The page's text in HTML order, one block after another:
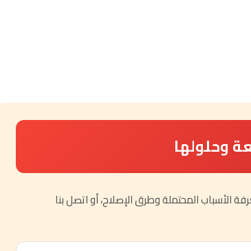
وحلولها
المحتملة وطرق الإصلاح، أو اتصل بنا